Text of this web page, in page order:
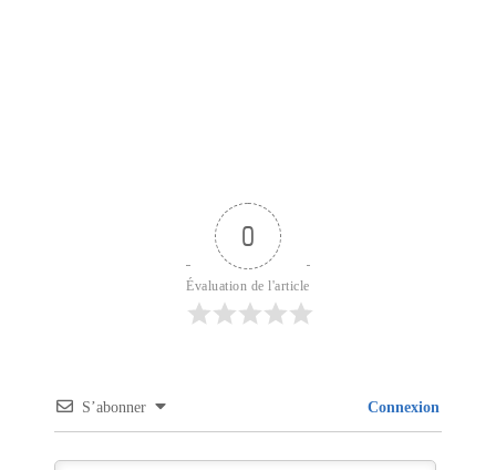
0
Évaluation de l'article
S’abonner Connexion